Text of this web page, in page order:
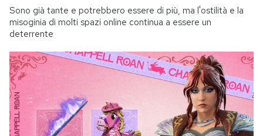
Sono già tante e potrebbero essere di più, ma l'ostilità e la
misoginia di molti spazi online continua a essere un
deterrente